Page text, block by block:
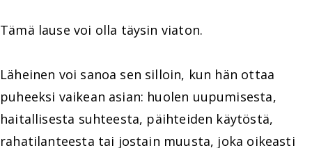
Tämä lause voi olla täysin viaton.
Läheinen voi sanoa sen silloin, kun hän ottaa
puheeksi vaikean asian: huolen uupumisesta,
haitallisesta suhteesta, päihteiden käytöstä,
rahatilanteesta tai jostain muusta, joka oikeasti